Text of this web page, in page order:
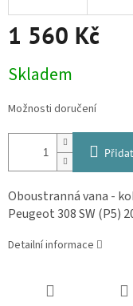
1 560 Kč
cena:
Skladem
Možnosti doručení
Oboustranná vana -
Peugeot 308 SW (P5)
Detailní informace